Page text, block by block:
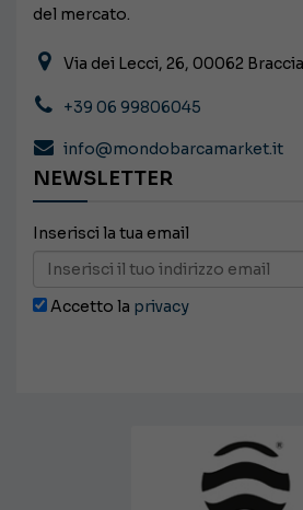
del mercato.
Via dei Lecci, 26, 00062
+39 06 99806045
info@mondobarcamarket.it
NEWSLETTER
Inserisci la tua email
Accetto la privacy